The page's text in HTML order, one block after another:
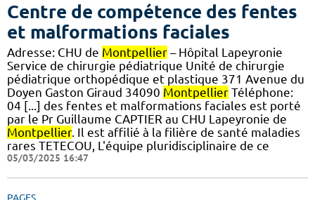
Centre de compétence des fentes
et malformations faciales
Adresse: CHU de Montpellier – Hôpital Lapeyronie
Service de chirurgie pédiatrique Unité de chirurgie
pédiatrique orthopédique et plastique 371 Avenue du
Doyen Gaston Giraud 34090 Montpellier Téléphone:
04 [...] des fentes et malformations faciales est porté
par le Pr Guillaume CAPTIER au CHU Lapeyronie de
Montpellier. Il est affilié à la filière de santé maladies
rares TETECOU, L'équipe pluridisciplinaire de ce
05/03/2025 16:47
PAGES